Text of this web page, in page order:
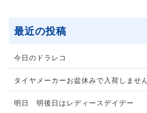
最近の投稿
今日のドラレコ
タイヤメーカーお盆休みで入荷しませ
明日 明後日はレディースデイデー